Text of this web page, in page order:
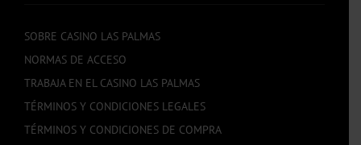
SOBRE CASINO LAS PALMAS
NORMAS DE ACCESO
TRABAJA EN EL CASINO LAS PALMAS
TÉRMINOS Y CONDICIONES LEGALES
TÉRMINOS Y CONDICIONES DE COMPRA